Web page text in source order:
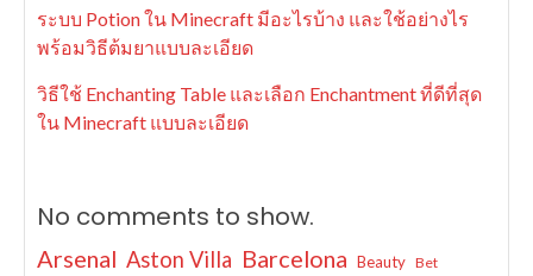
ระบบ Potion ใน Minecraft มีอะไรบ้าง และใช้อย่างไร
พร้อมวิธีต้มยาแบบละเอียด
วิธีใช้ Enchanting Table และเลือก Enchantment ที่ดีที่สุด
ใน Minecraft แบบละเอียด
No comments to show.
Arsenal Aston Villa Barcelona Beauty Bet